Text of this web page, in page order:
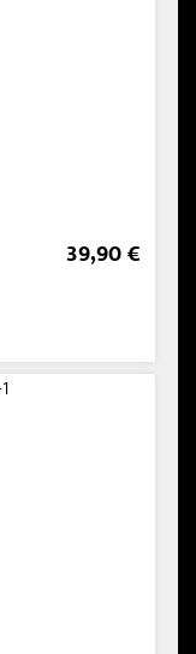
39,90 €